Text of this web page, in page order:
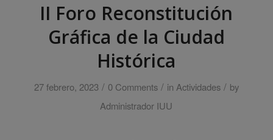
II Foro Reconstitución
Gráfica de la Ciudad
Histórica
27 febrero, 2023 / 0 Comments / in Actividades / by
Administrador IUU